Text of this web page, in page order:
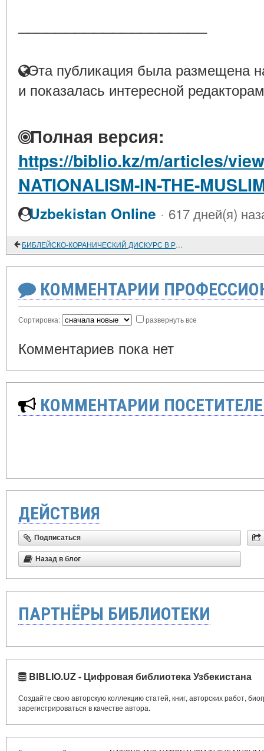
Эта публикация была размещена
и показалась интересной
Полная версия:
https://biblio.kz/m/articles/
NATIONALISM-IN-THE-
Uzbekistan Online · 617 дней(я)
БИБЛЕЙСКО-КОРАНИЧЕСКИЙ ДИСКУРС В РОМАНЕ ИХСАНА ОКТАЯ АНАРА "МОЛЧАЛИВЫЕ"
КОММЕНТАРИИ
Сортировка: развернуть все
Комментариев пока нет
КОММЕНТАРИИ
ДЕЙСТВИЯ
Подписаться
Назад в блог
ПАРТНЁРЫ БИБЛИОТЕКИ
BIBLIO.UZ - Цифровая библиотека Узбекистана
Создайте свою авторскую коллекцию статей, книг, авторских работ,
зарегистрироваться в качестве автора.